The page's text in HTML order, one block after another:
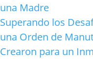
una Madre
Superando los
una Orden de
Crearon para un